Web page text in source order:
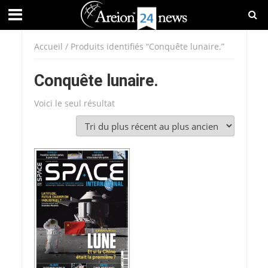
Accueil / Produits identifiés “Conquête lunaire.”
Conquête lunaire.
Voici le seul résultat